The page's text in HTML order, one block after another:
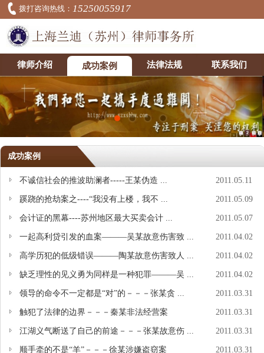
拨打咨询热线： 15250055917
律师介绍 成功案例 法律法规 联系我们
成功案例
不诚信社会的推波助澜者-----王某伪造 ... 2011.05.11
蹊跷的抢劫案之----“我没有上楼，我不 ... 2011.05.09
会计证的黑幕----苏州地区最大买卖会计 ... 2011.05.07
一起高利贷引发的血案―――吴某故意伤害致 ... 2011.04.02
高学历犯的低级错误―――陶某故意伤害致人 ... 2011.04.02
缺乏理性的见义勇为同样是一种犯罪―――吴 ... 2011.04.02
领导的命令不一定都是“对”的－－－张某贪 ... 2011.03.31
触犯了法律的边界－－－秦某非法经营案 2011.03.31
江湖义气断送了自己的前途－－－张某故意伤 ... 2011.03.31
顺手牵的不是“羊”－－－徐某涉嫌盗窃案 2011.03.31